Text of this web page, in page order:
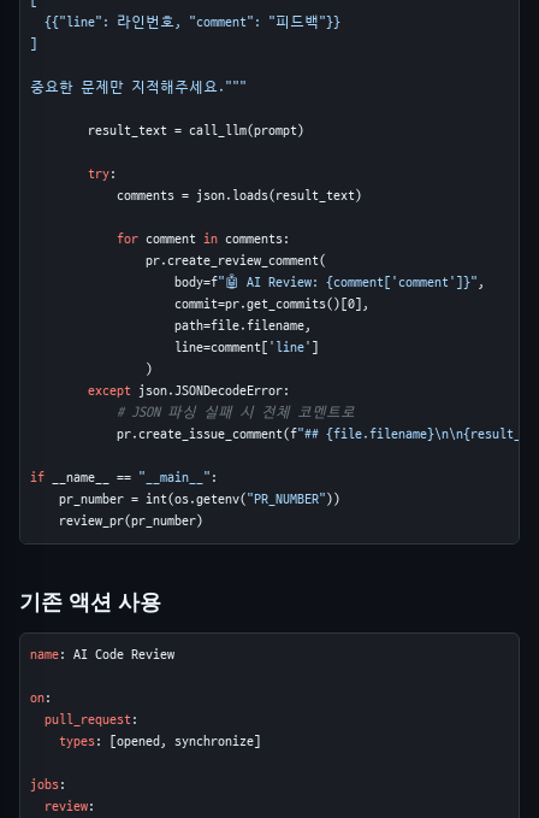
  {{"line": 라인번호, "comment": "피드백"}}
중요한 문제만 지적해주세요."""
        result_text = call_llm(prompt)
try:
            comments = json.loads(result_text)
for comment in comments:
                pr.create_review_comment(
                    body=f
"🤖 AI Review: {comment['comment']}" ,
                    commit=pr.get_commits()[0],
                    path=file.filename,
                    line=comment[
'line'
                )
except json.JSONDecodeError:
# JSON 파싱 실패 시 전체 코멘트로
            pr.create_issue_comment(f
"##
if __name__ == "__main__" :
    pr_number = int(os.getenv(
"PR_NUMBER" ))
    review_pr(pr_number)
기존 액션 사용
name: AI Code Review
on:
pull_request:
types: [opened, synchronize]
jobs:
review: